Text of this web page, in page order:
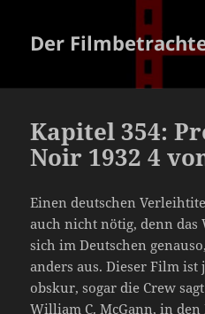
Der
Kapitel 354:
Noir 1932 4
Einen deutschen
auch nicht nötig, denn das
sich im Deutschen
anders aus. Dieser Film
obskur, sogar die Crew
William C. McGann, in